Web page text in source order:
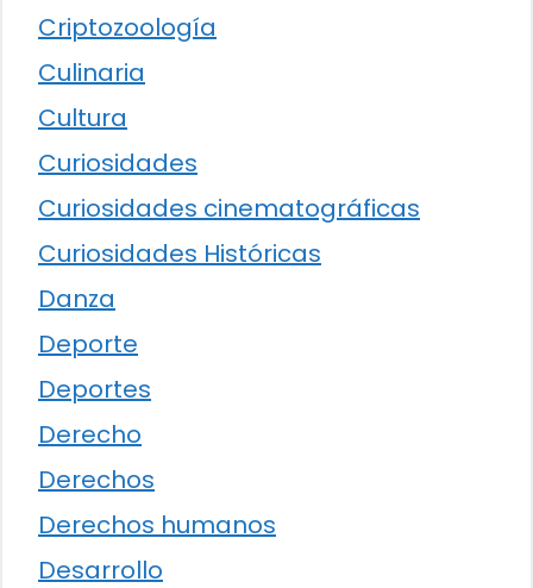
Criptozoología
Culinaria
Cultura
Curiosidades
Curiosidades cinematográficas
Curiosidades Históricas
Danza
Deporte
Deportes
Derecho
Derechos
Derechos humanos
Desarrollo